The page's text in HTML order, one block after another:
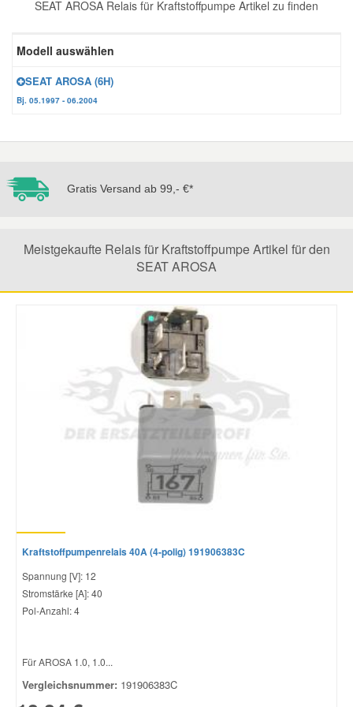
SEAT AROSA Relais für Kraftstoffpumpe Artikel zu finden
Modell auswählen
SEAT AROSA (6H)
Bj. 05.1997 - 06.2004
Gratis Versand ab 99,- €*
Meistgekaufte Relais für Kraftstoffpumpe Artikel für den
SEAT AROSA
Kraftstoffpumpenrelais 40A (4-polig) 191906383C
Spannung [V]: 12
Stromstärke [A]: 40
Pol-Anzahl: 4
Für AROSA 1.0, 1.0...
Vergleichsnummer: 191906383C
Zündanlage und Glühanlage
Jeep Ersatzteile
Kia Ersatzteile
Mazda Ersatzteile
Mercedes Ersatzteile
Porsche Ersatzteile
Seat Ersatzteile
Skoda Ersatzteile